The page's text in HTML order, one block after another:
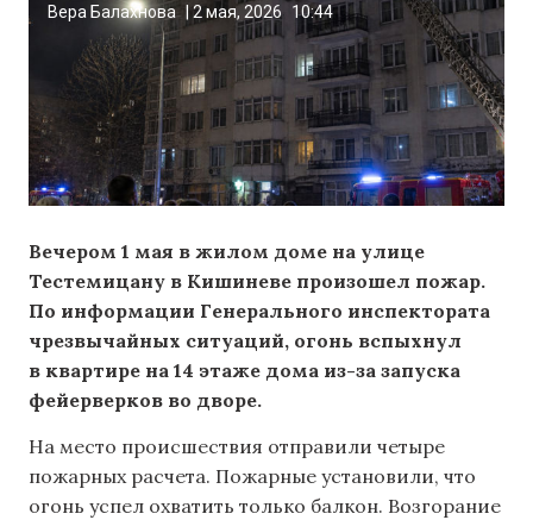
Вера Балахнова 2 мая, 2026 10:44
Вечером 1 мая в жилом доме на улице
Тестемицану в Кишиневе произошел пожар.
По информации Генерального инспектората
чрезвычайных ситуаций, огонь вспыхнул
в квартире на 14 этаже дома из-за запуска
фейерверков во дворе.
На место происшествия отправили четыре
пожарных расчета. Пожарные установили, что
огонь успел охватить только балкон. Возгорание